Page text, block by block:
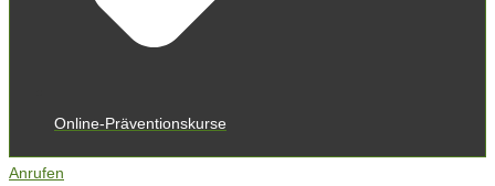
Online-Präventionskurse
Anrufen